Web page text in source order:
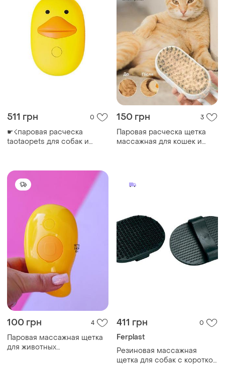
511 грн 0
☛☇паровая расческа
taotaopets для собак и
шерстью и чистки шерст
150 грн 3
Паровая расческа щетка
массажная для кошек и
100 грн 4
Паровая массажная щетка
для животных
411 грн 0
Ferplast
Резиновая массажная
щетка для собак с короткой